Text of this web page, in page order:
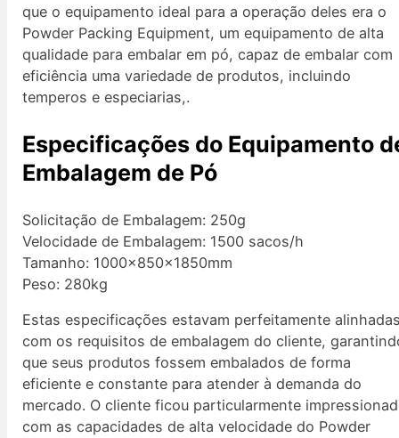
que o equipamento ideal para a operação deles era o
Powder Packing Equipment, um equipamento de alta
qualidade para embalar em pó, capaz de embalar com
eficiência uma variedade de produtos, incluindo
temperos e especiarias,.
Especificações do Equipamento
Embalagem de Pó
Solicitação de Embalagem: 250g
Velocidade de Embalagem: 1500 sacos/h
Tamanho: 1000×850×1850mm
Peso: 280kg
Estas especificações estavam perfeitamente
com os requisitos de embalagem do cliente,
que seus produtos fossem embalados de forma
eficiente e constante para atender à demanda do
mercado. O cliente ficou particularmente
com as capacidades de alta velocidade do Powder